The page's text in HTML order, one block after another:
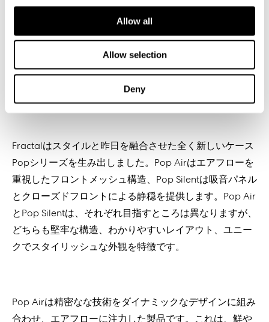
Allow all
Allow selection
Deny
Fractalはスタイルと昨日を融合させた全く新しいケース
Popシリーズを生み出しました。Pop Airはエアフローを
重視したフロントメッシュ構造、Pop Silentは吸音パネル
とクローズドフロントによる静穏を提供します。Pop Air
とPop Silentは、それぞれ目指すところは異なりますが、
どちらも堅牢な構造、わかりやすいレイアウト、ユニー
クでスタイリッシュな外観を特徴です。
Pop Airは精密なな技術をダイナミックなデザインに組み
合わせ、エアフローに注力した製品です。これは、鮮や